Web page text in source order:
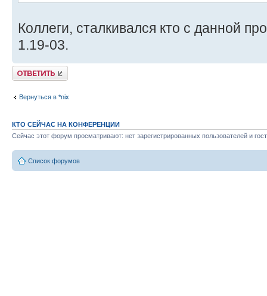
Коллеги, сталкивался кто с данной
1.19-03.
Ответить
Вернуться в *nix
КТО СЕЙЧАС НА КОНФЕРЕНЦИИ
Сейчас этот форум просматривают: нет зарегистрированных пользователей и
Список форумов